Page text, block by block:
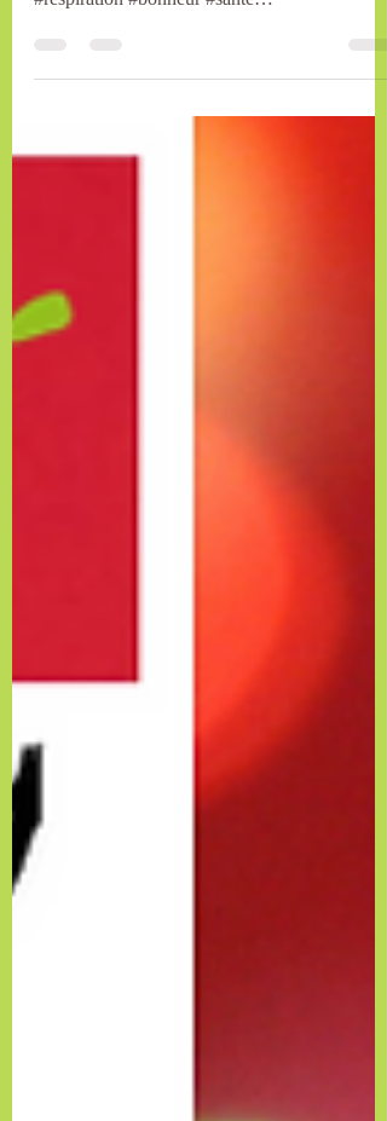
#communication...